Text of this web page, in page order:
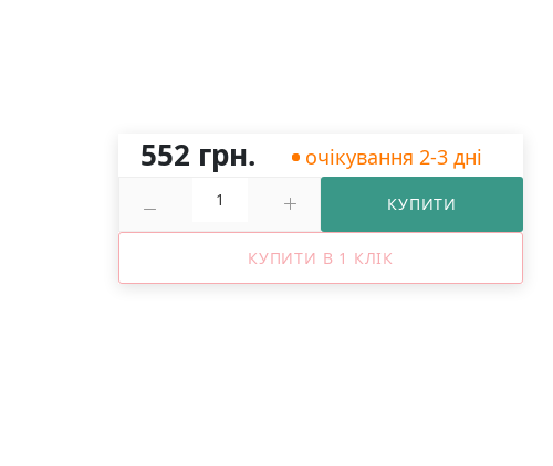
552 грн. очікування 2-3 дні
КУПИТИ
КУПИТИ В 1 КЛІК